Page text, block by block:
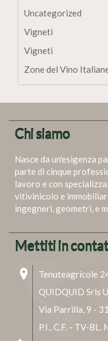
Uncategorized
Vigneti
Vigneti
Zone del Vino
Chi siamo
Nasce da un'esigenza
parte di cinque
lavoro e con
vitivinicolo e
ingegneri, geometri, e
Mettiti in
Tenuteagricole
QUIDQUID Srls
Via Parrilla, 9 -
P.I., C.F. - TV-